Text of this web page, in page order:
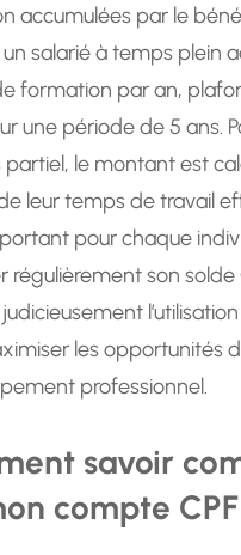
accumulées par le
salarié à temps plein
formation par an,
une période de 5 ans.
le montant est
leur temps de travail
pour chaque
régulièrement son solde
les opportunités
professionnel.
savoir
compte